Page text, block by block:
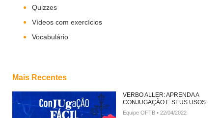
Quizzes
Vídeos com exercícios
Vocabulário
Mais Recentes
VERBO ALLER: APRENDA A
CONJUGAÇÃO E SEUS USOS
Equipe OFTB 22/04/2022